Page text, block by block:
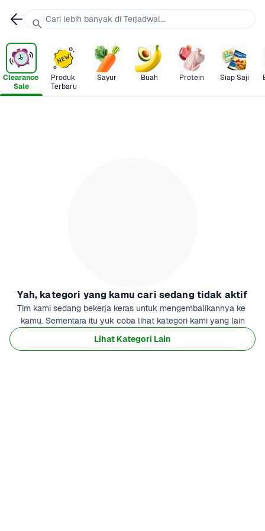
Clearance
Sale
Produk
Terbaru
Sayur Buah Protein Siap Saji
Yah, kategori yang kamu cari sedang tidak aktif
Tim kami sedang bekerja keras untuk mengembalikannya ke
kamu. Sementara itu yuk coba lihat kategori kami yang lain
Lihat Kategori Lain
Cari lebih banyak di Terjadwal...